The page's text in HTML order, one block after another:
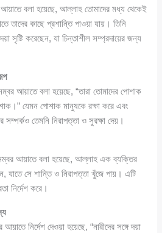
বলা হয়েছে, আল্লাহ তোমাদের মধ্য থেকেই
তাদের কাছে প্রশান্তি পাওয়া যায়। তিনি
সৃষ্টি করেছেন, যা চিন্তাশীল সম্প্রদায়ের জন্য
আয়াতে বলা হয়েছে, “তারা তোমাদের পোশাক
যেমন পোশাক মানুষকে রক্ষা করে এবং
সম্পর্কও তেমনি নিরাপত্তা ও সুরক্ষা দেয়।
আয়াতে বলা হয়েছে, আল্লাহ এক ব্যক্তির
যাতে সে শান্তি ও নিরাপত্তা খুঁজে পায়। এটি
নির্দেশ করে।
নির্দেশ দেওয়া হয়েছে, “নারীদের সঙ্গে দয়া